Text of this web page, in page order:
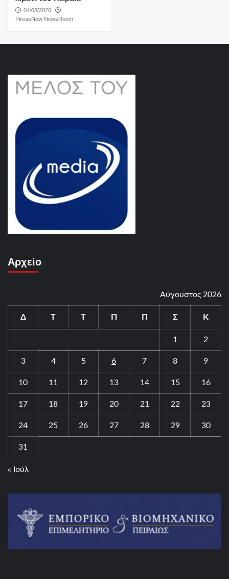
04/08/2026
PireasNow NewsRoom
Αρχείο
Αύγουστος 2026
Δ Τ Τ Π Π Σ Κ
1 2
3 4 5 6 7 8 9
10 11 12 13 14 15 16
17 18 19 20 21 22 23
24 25 26 27 28 29 30
31
« Ιούλ